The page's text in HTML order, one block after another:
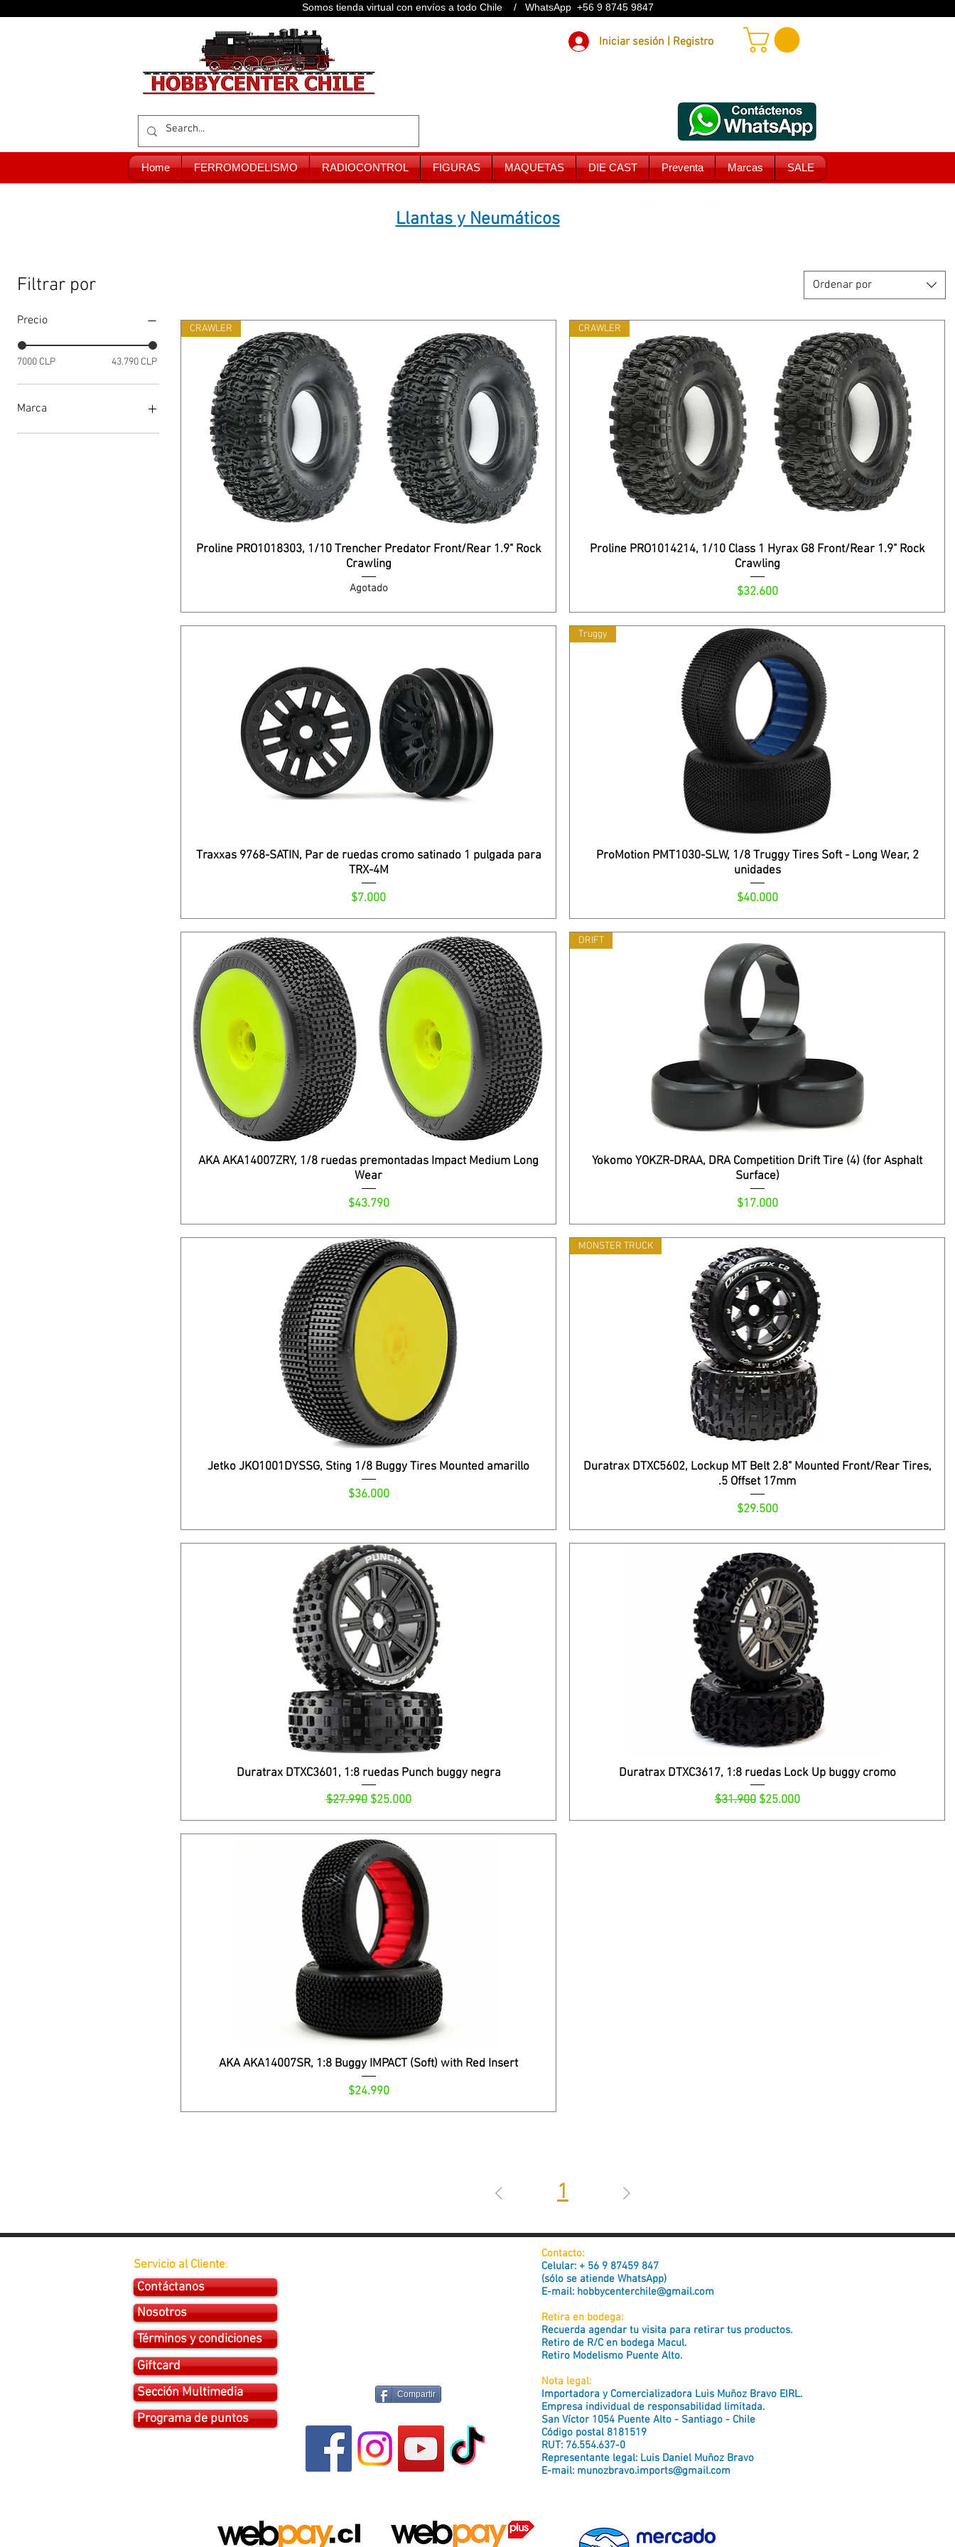
Somos tienda virtual con envíos a todo Chile / WhatsApp +56 9 8745 9847
Iniciar sesión | Registro
Home FERROMODELISMO RADIOCONTROL FIGURAS MAQUETAS DIE CAST Preventa Marcas SALE
Llantas y Neumáticos
Filtrar por
Precio
7000 CLP 43.790 CLP
Marca
Aka
Ordenar por
CRAWLER
Proline PRO1018303, 1/10 Trencher Predator Front/Rear 1.9" Rock
Crawling
Agotado
CRAWLER
Proline PRO1014214, 1/10 Class 1 Hyrax G8 Front/Rear 1.9" Rock
Crawling
Precio
$32.600
Traxxas 9768-SATIN, Par de ruedas cromo satinado 1 pulgada para
TRX-4M
Precio
$7.000
Truggy
ProMotion PMT1030-SLW, 1/8 Truggy Tires Soft - Long Wear, 2
unidades
Precio
$40.000
AKA AKA14007ZRY, 1/8 ruedas premontadas Impact Medium Long
Wear
Precio
$43.790
DRIFT
Yokomo YOKZR-DRAA, DRA Competition Drift Tire (4) (for Asphalt
Surface)
Precio
$17.000
Jetko JKO1001DYSSG, Sting 1/8 Buggy Tires Mounted amarillo
Precio
$36.000
MONSTER TRUCK
Duratrax DTXC5602, Lockup MT Belt 2.8" Mounted Front/Rear Tires,
.5 Offset 17mm
Precio
$29.500
Duratrax DTXC3601, 1:8 ruedas Punch buggy negra
Precio
$27.990 Precio de oferta
$25.000
Duratrax DTXC3617, 1:8 ruedas Lock Up buggy cromo
Precio
$31.900 Precio de oferta
$25.000
AKA AKA14007SR, 1:8 Buggy IMPACT (Soft) with Red Insert
Precio
$24.990
1
Servicio al Cliente:
Contáctanos
Nosotros
Términos y condiciones
Giftcard
Sección Multimedia
Programa de puntos
Compartir
Contacto:
Celular: + 56 9 87459 847
(sólo se atiende WhatsApp)
E-mail: hobbycenterchile@gmail.com
Retira en bodega:
Recuerda agendar tu visita para retirar tus productos.
Retiro de R/C en bodega Macul.
Retiro Modelismo Puente Alto.
Nota legal:
Importadora y Comercializadora Luis Muñoz Bravo EIRL.
Empresa individual de responsabilidad limitada.
San Víctor 1054 Puente Alto - Santiago - Chile
Código postal 8181519
RUT: 76.554.637-0
Representante legal: Luis Daniel Muñoz Bravo
E-mail: munozbravo.imports@gmail.com